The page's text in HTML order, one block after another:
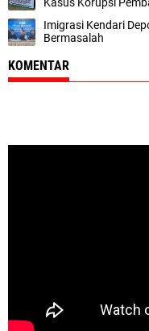
Kasus Korupsi
Imigrasi Kendari
Bermasalah
KOMENTAR